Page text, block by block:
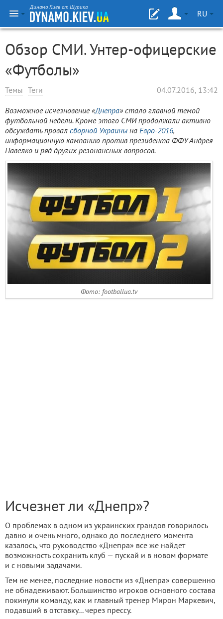
Динамо Киев от Шурика
RU
Обзор СМИ. Унтер-офицерские
«Футболы»
Темы Теги 04.07.2016, 13:42
Возможное исчезновение «Днепра» стало главной темой
футбольной недели. Кроме этого СМИ продолжали активно
обсуждать провал сборной Украины на Евро-2016,
информационную кампанию против президента ФФУ Андрея
Павелко и ряд других резонансных вопросов.
Фото: footballua.tv
Исчезнет ли «Днепр»?
О проблемах в одном из украинских грандов говорилось
давно и очень много, однако до последнего момента
казалось, что руководство «Днепра» все же найдет
возможность сохранить клуб — пускай и в новом формате
и с новыми задачами.
Тем не менее, последние новости из «Днепра» совершенно
не обнадеживают. Большинство игроков основного состава
покинули команду, как и главный тренер Мирон Маркевич,
подавший в отставку... через прессу.